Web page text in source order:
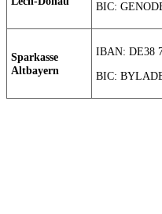
BIC:
Sparkasse
Altbayern
IBAN: DE38
BIC: